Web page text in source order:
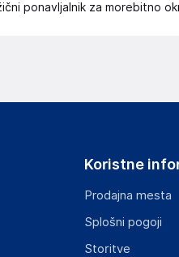
ponavljalnik za morebitno
Koristne
Prodajna mesta
Splošni pogoji
Storitve